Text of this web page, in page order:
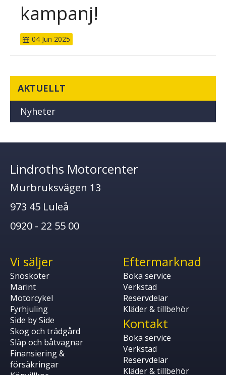
kampanj!
04 Jun 2025
AKTUELLT
Nyheter
Lindroths Motorcenter
Murbruksvägen 13
973 45 Luleå
0920 - 22 55 00
Vi säljer
Snöskoter
Marint
Motorcykel
Fyrhjuling
Side by Side
Skog och trädgård
Släp och båtvagnar
Finansiering &
försäkringar
Eftermarknad
Boka service
Verkstad
Reservdelar
Kläder & tillbehör
Kontakt
Boka service
Verkstad
Reservdelar
Kläder & tillbehör